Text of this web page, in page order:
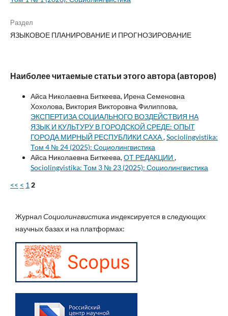
Раздел
ЯЗЫКОВОЕ ПЛАНИРОВАНИЕ И ПРОГНОЗИРОВАНИЕ
Наиболее читаемые статьи этого автора (авторов)
Айса Николаевна Биткеева, Ирена Семеновна
Хохолова, Виктория Викторовна Филиппова,
ЭКСПЕРТИЗА СОЦИАЛЬНОГО ВОЗДЕЙСТВИЯ НА
ЯЗЫК И КУЛЬТУРУ В ГОРОДСКОЙ СРЕДЕ: ОПЫТ
ГОРОДА МИРНЫЙ РЕСПУБЛИКИ САХА,Sociolingvistika:
Том 4 № 24 (2025): Социолингвистика
Айса Николаевна Биткеева,ОТ РЕДАКЦИИ ,
Sociolingvistika: Том 3 № 23 (2025): Социолингвистика
<< < 1 2
ЖурналСоциолингвистика индексируется в следующих
научных базах и на платформах: